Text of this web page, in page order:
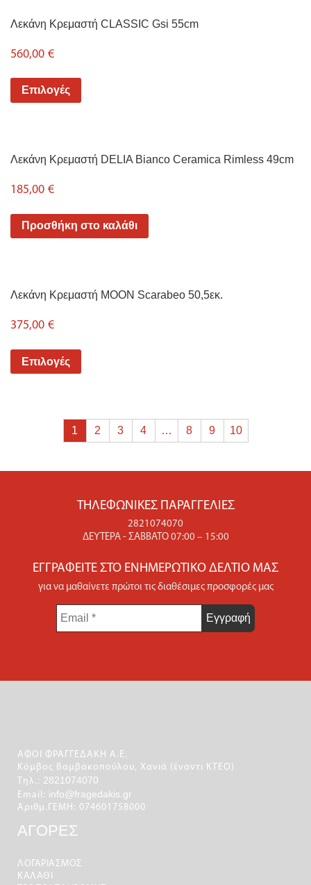
Λεκάνη Κρεμαστή CLASSIC Gsi 55cm
560,00 €
Επιλογές
Λεκάνη Κρεμαστή DELIA Bianco Ceramica Rimless 49cm
185,00 €
Προσθήκη στο καλάθι
Λεκάνη Κρεμαστή MOON Scarabeo 50,5εκ.
375,00 €
Επιλογές
1 2 3 4 … 8 9 10
ΤΗΛΕΦΩΝΙΚΈΣ ΠΑΡΑΓΓΕΛΊΕΣ
2821074070
ΔΕΥΤΈΡΑ - ΣΆΒΒΑΤΟ 07:00 – 15:00
ΕΓΓΡΑΦΕΊΤΕ ΣΤΟ ΕΝΗΜΕΡΩΤΙΚΌ ΔΕΛΤΊΟ ΜΑΣ
για να μαθαίνετε πρώτοι τις διαθέσιμες προσφορές μας
Email
ΑΦΟΙ ΦΡΑΓΓΕΔΑΚΗ Α.Ε.
Κόμβος Βαμβακοπούλου, Χανιά (έναντι ΚΤΕΟ)
Τηλ.: 2821074070
Email: info@fragedakis.gr
Αριθμ.ΓΕΜΗ: 074601758000
ΑΓΟΡΕΣ
ΛΟΓΑΡΙΑΣΜΌΣ
ΚΑΛΆΘΙ